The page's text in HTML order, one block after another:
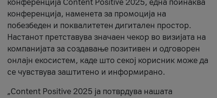
конференција Content Positive 2025, една поинаква
конференција, наменета за промоција на
побезбеден и поквалитетен дигитален простор.
Настанот претставува значаен чекор во визијата на
компанијата за создавање позитивен и одговорен
онлајн екосистем, каде што секој корисник може да
се чувствува заштитено и информирано.
„Content Positive 2025 ја потврдува нашата